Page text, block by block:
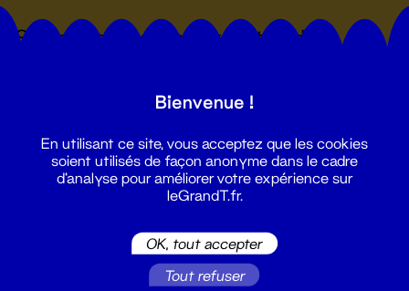
Suivez toutes les actualités du
Bienvenue !
En utilisant ce site, vous acceptez que les cookies
soient utilisés de façon anonyme dans le cadre
d'analyse pour améliorer votre expérience sur
leGrandT.fr.
OK, tout accepter
Tout refuser